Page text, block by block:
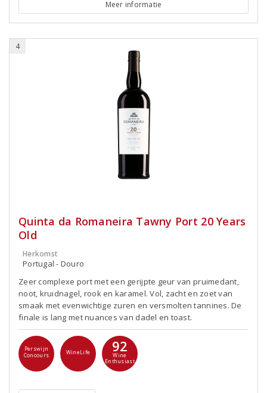
Meer informatie
4
Quinta da Romaneira Tawny Port 20 Years
Old
Herkomst
Portugal - Douro
Zeer complexe port met een gerijpte geur van pruimedant,
noot, kruidnagel, rook en karamel. Vol, zacht en zoet van
smaak met evenwichtige zuren en versmolten tannines. De
finale is lang met nuances van dadel en toast.
Perswijn
Concours
WineLife 92
Wine
Enthusiast